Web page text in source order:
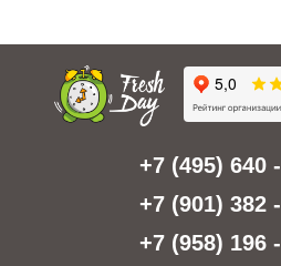
+7 (495) 640
+7 (901) 382
+7 (958) 196